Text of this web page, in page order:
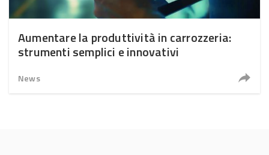
Aumentare la produttività in carrozzeria:
strumenti semplici e innovativi
News